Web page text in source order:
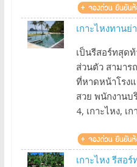
เกาะไหงทานย่
เป็นรีสอร์ทสุด
ส่วนตัว สามาร
ที่หาดหน้าโรง
สวย พนักงานบ
4, เกาะไหง, เ
เกาะไหง รีสอร์